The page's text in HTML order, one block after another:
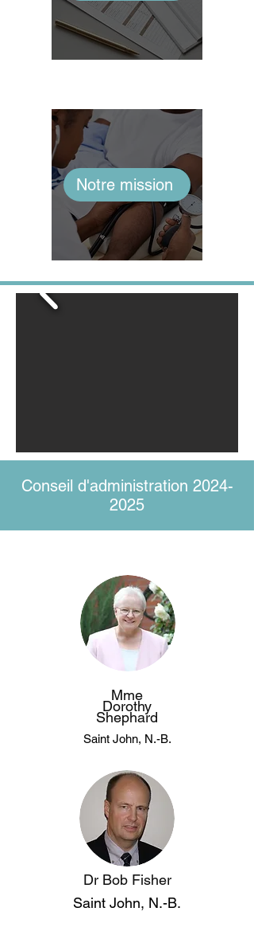
Notre mission
Conseil d'administration 2024-
2025
Mme
Dorothy
Shephard
Saint John, N.-B.
Dr Bob Fisher
Saint John, N.-B.